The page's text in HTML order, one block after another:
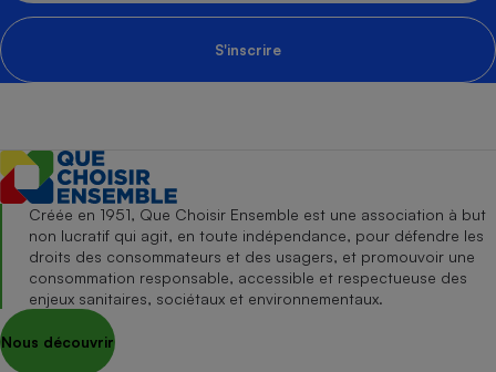
S'inscrire
Créée en 1951, Que Choisir Ensemble est une association à but
non lucratif qui agit, en toute indépendance, pour défendre les
droits des consommateurs et des usagers, et promouvoir une
consommation responsable, accessible et respectueuse des
enjeux sanitaires, sociétaux et environnementaux.
Nous découvrir